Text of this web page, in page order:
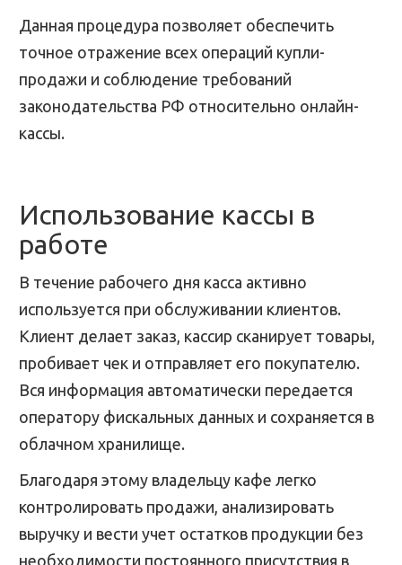
Данная процедура позволяет обеспечить
точное отражение всех операций купли-
продажи и соблюдение требований
законодательства РФ относительно онлайн-
кассы.
Использование кассы в
работе
В течение рабочего дня касса активно
используется при обслуживании клиентов.
Клиент делает заказ, кассир сканирует товары,
пробивает чек и отправляет его покупателю.
Вся информация автоматически передается
оператору фискальных данных и сохраняется в
облачном хранилище.
Благодаря этому владельцу кафе легко
контролировать продажи, анализировать
выручку и вести учет остатков продукции без
необходимости постоянного присутствия в